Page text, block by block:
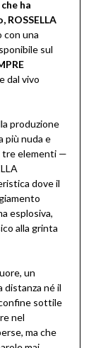
ha
con una
sul
dal vivo
produzione
più nuda e
tre elementi —
dove il
esplosiva,
alla grinta
un
distanza né il
sottile
nel
ma che